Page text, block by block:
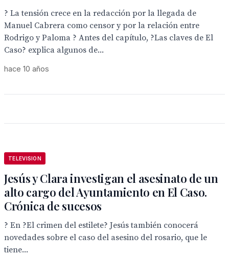
? La tensión crece en la redacción por la llegada de
Manuel Cabrera como censor y por la relación entre
Rodrigo y Paloma ? Antes del capítulo, ?Las claves de El
Caso? explica algunos de...
hace 10 años
TELEVISION
Jesús y Clara investigan el asesinato de un
alto cargo del Ayuntamiento en El Caso.
Crónica de sucesos
? En ?El crimen del estilete? Jesús también conocerá
novedades sobre el caso del asesino del rosario, que le
tiene...